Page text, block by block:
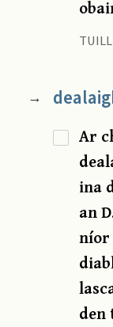
→
Ar
ina
an
níor
den